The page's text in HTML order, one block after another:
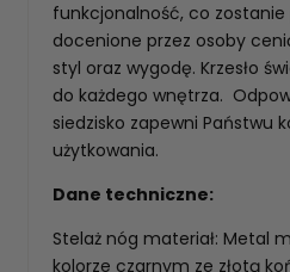
funkcjonalność, co
docenione przez osoby
styl oraz wygodę. Krzesło
do każdego wnętrza.
siedzisko zapewni Państwu
użytkowania.
Dane techniczne:
Stelaż nóg materiał: Metal
kolorze czarnym ze złotą